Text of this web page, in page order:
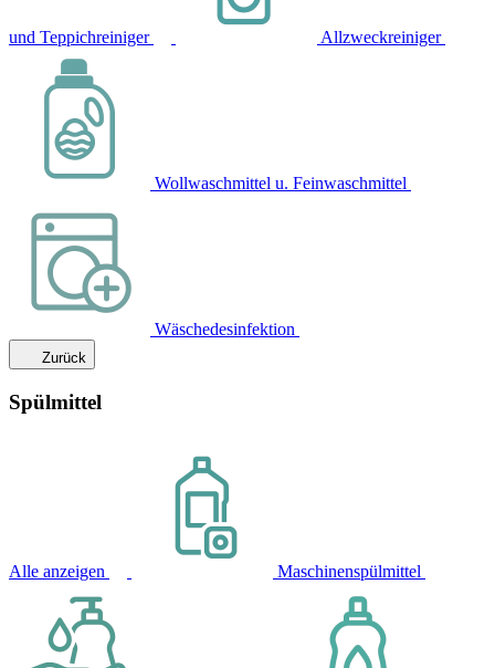
und Teppichreiniger Allzweckreiniger
Wollwaschmittel u. Feinwaschmittel
Wäschedesinfektion
Zurück
Spülmittel
Alle anzeigen Maschinenspülmittel